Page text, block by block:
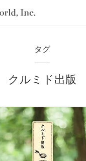
works
shop
blog
タグ
クルミド出版